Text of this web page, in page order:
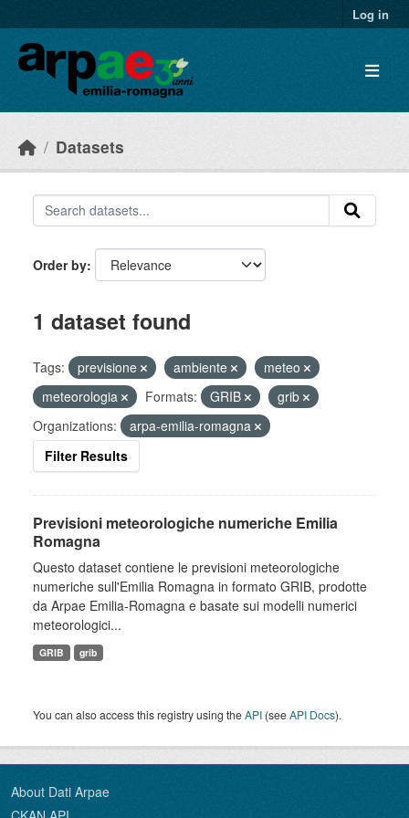
Log in
Datasets
Order by
1 dataset found
Tags: previsione ambiente
meteo
meteorologia
Formats: GRIB
grib
Organizations:
arpa-emilia-romagna
Filter Results
Previsioni meteorologiche numeriche Emilia
Romagna
Questo dataset contiene le previsioni meteorologiche
numeriche sull'Emilia Romagna in formato GRIB, prodotte
da Arpae Emilia-Romagna e basate sui modelli numerici
meteorologici...
GRIB grib
You can also access this registry using theAPI (seeAPI Docs).
About Dati Arpae